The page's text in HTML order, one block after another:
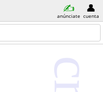
anúnciate cuenta